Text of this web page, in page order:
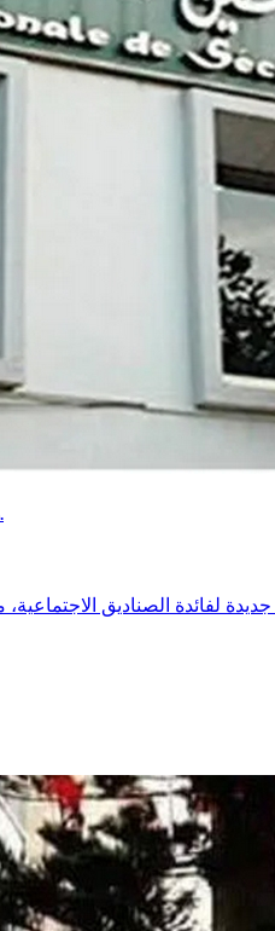
دعوات إلى صيغ تمويل جديدة ورقمنة الخدمات لضمان استدامة الصناديق الاجتماعية.